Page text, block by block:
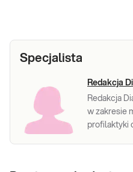
Specjalista
Redakcja
Redakcja
w zakresie
profilaktyki